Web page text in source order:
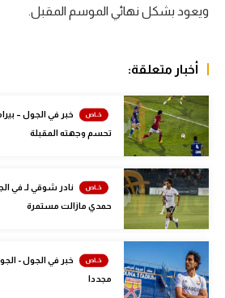
كرة السلة الأمريكية
كرة يد
كرة طائرة
الوطن العربي
في المونديال
رياضة نسائية
آسيا
أمريكا
ويعود بشكل نهائي الموسم المقبل.
أخبار متعلقة:
خبر في الجول –
تحسم وجهته المقبلة
نادر شوقي لـ في
حمدي مازالت مستمرة
خبر في الجول -
مجددا